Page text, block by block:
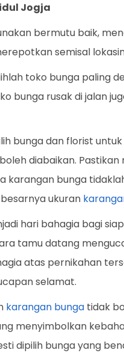
Jogja
bermutu baik,
semisal
toko bunga paling
bunga rusak di jalan
bunga dan florist
diabaikan.
karangan bunga
ukuran
hari bahagia bagi
tamu datang
atas pernikahan
selamat.
karangan bunga tidak
menyimbolkan
dipilih bunga yang